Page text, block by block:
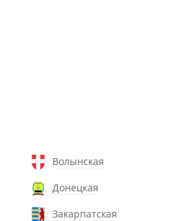
Волынская
Донецкая
Закарпатская